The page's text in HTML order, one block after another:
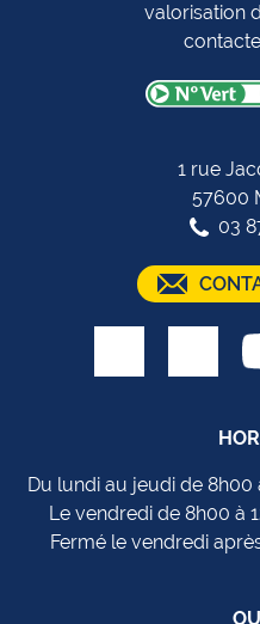
valorisation
1 rue
57600
03
Du lundi au jeudi de 8h00
Le vendredi de 8h00 à
Fermé le vendredi